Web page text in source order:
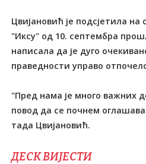
Цвијановић је подсјетила на
"Иксу" од 10. септембра
написала да је дуго
праведности управо
"Пред нама је много важних
повод да се почнем
тада Цвијановић.
ДЕСК ВИЈЕСТИ